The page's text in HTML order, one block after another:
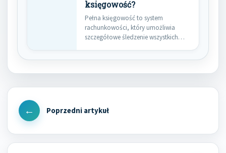
księgowość?
Pełna księgowość to system
rachunkowości, który umożliwia
szczegółowe śledzenie wszystkich
Nawigacja
wpisu
Previous